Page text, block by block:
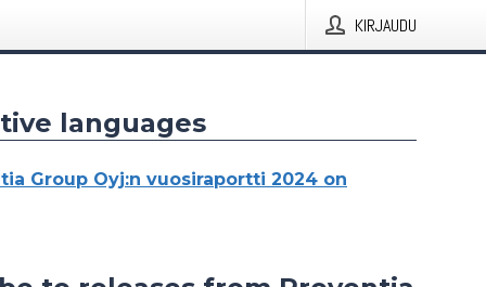
KIRJAUDU
languages
Group Oyj:n vuosiraportti 2024 on